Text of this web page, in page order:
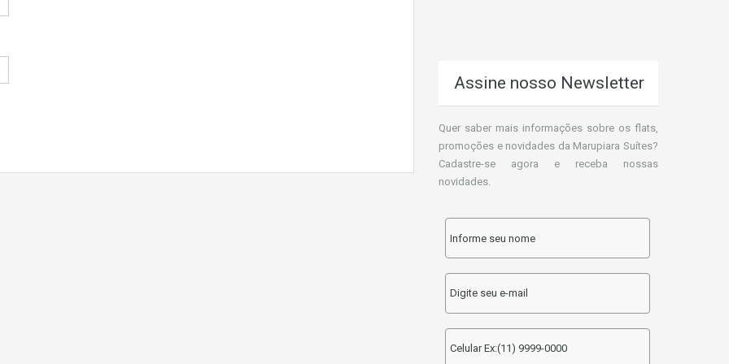
Assine nosso Newsletter
Quer saber mais informações sobre os flats,
promoções e novidades da Marupiara Suítes?
Cadastre-se agora e receba nossas
novidades.